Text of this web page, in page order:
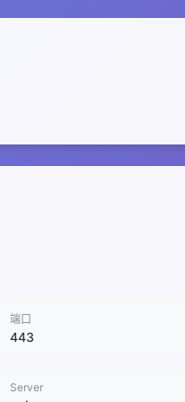
端口
443
Server